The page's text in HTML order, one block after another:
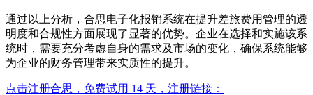
通过以上分析，合思电子化报销系统在提升差旅费用管理的透
明度和合规性方面展现了显著的优势。企业在选择和实施该系
统时，需要充分考虑自身的需求及市场的变化，确保系统能够
为企业的财务管理带来实质性的提升。
点击注册合思，免费试用 14 天，注册链接：